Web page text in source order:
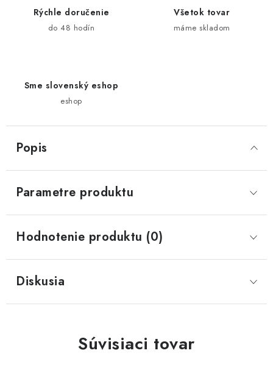
Rýchle doručenie
do 48 hodín
Všetok tovar
máme skladom
Sme slovenský eshop
eshop
Popis
Parametre produktu
Hodnotenie produktu (0)
Diskusia
Súvisiaci tovar